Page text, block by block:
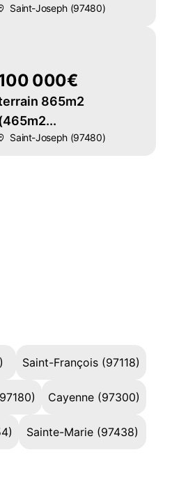
Saint-Joseph (97480)
000€
865m2
Saint-Joseph (97480)
Saint-François (97118)
Cayenne (97300)
Sainte-Marie (97438)